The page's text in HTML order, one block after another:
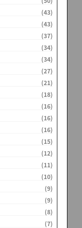
(43)
(43)
(37)
(34)
(34)
(27)
(21)
(18)
(16)
(16)
(16)
(15)
(12)
(11)
(10)
(9)
(9)
(8)
(7)